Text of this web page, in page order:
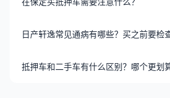
日产轩逸常见通病有哪些？买之前要检
抵押车和二手车有什么区别？哪个更划